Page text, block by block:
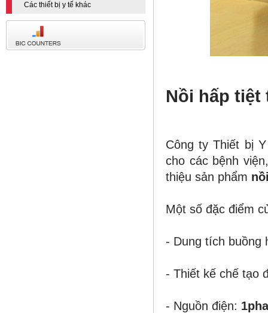
Các thiết bị y tế khác
Nồi hấp tiệt
Công ty Thiết bị
cho các bệnh
thiệu sản phẩm
Một số đặc điểm
- Dung tích buồng
- Thiết kế chế tạo
- Nguồn điện: